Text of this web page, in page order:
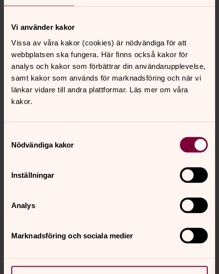
Vi använder kakor
Vissa av våra kakor (cookies) är nödvändiga för att
webbplatsen ska fungera. Här finns också kakor för
analys och kakor som förbättrar din användarupplevelse,
samt kakor som används för marknadsföring och när vi
länkar vidare till andra plattformar. Läs mer om våra
kakor.
Nödvändiga kakor
Inställningar
Analys
Marknadsföring och sociala medier
Älvsbyn 2026-04-21
Anna Lundberg, ordförande
Synpunkter eller frågor på sidans
alvsby.forsamling@svenskakyrkan.se
Kontakt